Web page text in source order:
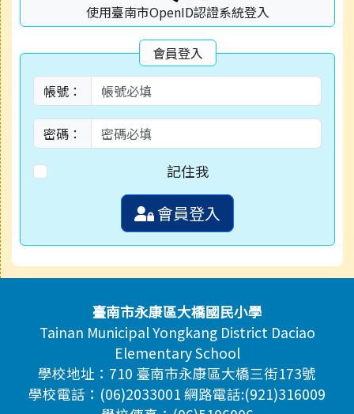
使用臺南市OpenID認證系統登入
會員登入
帳號：
密碼：
記住我
會員登入
頁尾區域內容臺南市永康區大橋國民小學
Tainan Municipal Yongkang District Daciao
Elementary School
學校地址：710 臺南市永康區大橋三街173號
學校電話：(06)2033001 網路電話:(921)316009